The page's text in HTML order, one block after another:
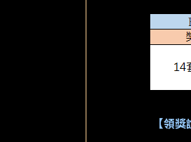
【領